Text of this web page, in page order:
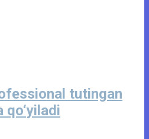
tutingan
qo‘yiladi